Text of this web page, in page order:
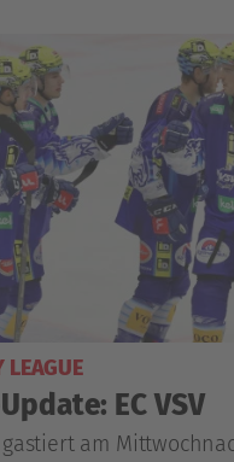
LEAGUE
EC VSV
gastiert am